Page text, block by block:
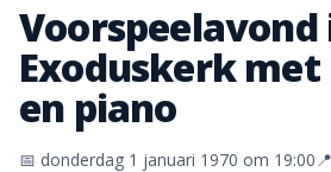
Voorspeelavond
Exoduskerk met
en piano
📅 donderdag 1 januari 1970 om 19:00📍